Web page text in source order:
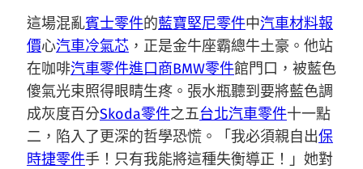
這場混亂賓士零件的藍寶堅尼零件中汽車材料報
價心汽車冷氣芯 ，正是金牛座霸總牛土豪。他站
在咖啡汽車零件進口商BMW零件館門口，被藍色
傻氣光束照得眼睛生疼。張水瓶聽到要將藍色調
成灰度百分Skoda零件之五台北汽車零件十一點
二，陷入了更深的哲學恐慌。「我必須親自出保
時捷零件手！只有我能將這種失衡導正！」她對